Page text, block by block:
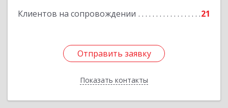
Клиентов на сопровождении 21
Отправить заявку
Показать контакты
Отправить заявку
Назад